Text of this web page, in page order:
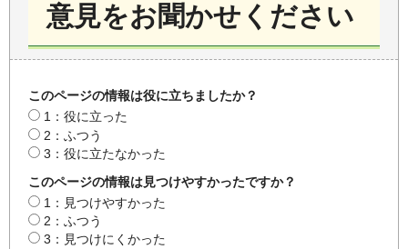
意見をお聞かせください
このページの情報は役に立ちましたか？
1：役に立った
2：ふつう
3：役に立たなかった
このページの情報は見つけやすかったですか？
1：見つけやすかった
2：ふつう
3：見つけにくかった